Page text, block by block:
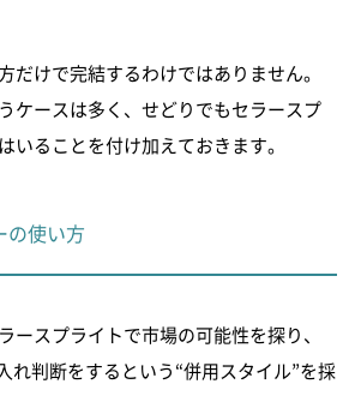
だけで完結するわけではありません。
ケースは多く、せどりでもセラースプ
いることを付け加えておきます。
の使い方
ースプライトで市場の可能性を探り、
れ判断をするという“併用スタイル”を採